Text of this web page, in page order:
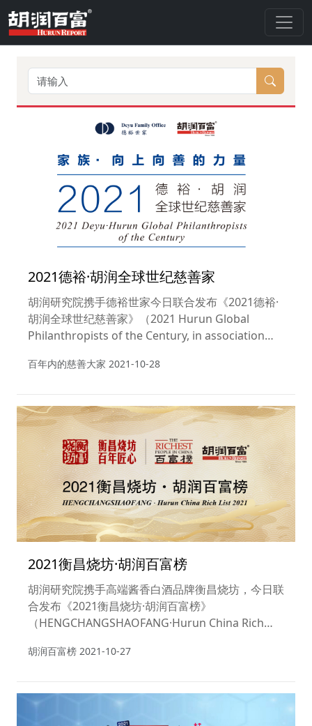
2021德裕·胡润全球世纪慈善家
胡润研究院携手德裕世家今日联合发布《2021德裕·
胡润全球世纪慈善家》（2021 Hurun Global
Philanthropists of the Century, in association
中全球捐赠价值最高的慈善家，按照捐赠总价值进行
百年内的慈善大家 2021-10-28
2021衡昌烧坊·胡润百富榜
胡润研究院携手高端酱香白酒品牌衡昌烧坊，今日联
合发布《2021衡昌烧坊·胡润百富榜》
（HENGCHANGSHAOFANG·Hurun China Rich
胡润百富榜 2021-10-27